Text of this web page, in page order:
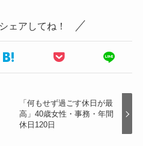
ェアしてね！
「何もせず過ごす休日が最
高」40歳女性・事務・年間
休日120日